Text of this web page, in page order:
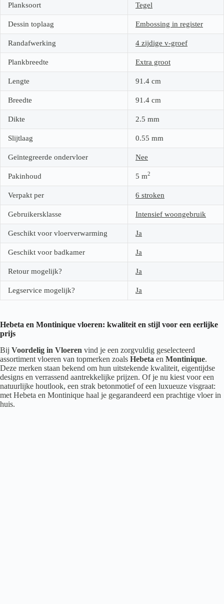
Planksoort Tegel
Dessin toplaag Embossing in register
Randafwerking 4 zijdige v-groef
Plankbreedte Extra groot
Lengte 91.4 cm
Breedte 91.4 cm
Dikte 2.5 mm
Slijtlaag 0.55 mm
Geïntegreerde ondervloer Nee
Pakinhoud 5 m2
Verpakt per 6 stroken
Gebruikersklasse Intensief woongebruik
Geschikt voor vloerverwarming Ja
Geschikt voor badkamer Ja
Retour mogelijk? Ja
Legservice mogelijk? Ja
Hebeta en Montinique vloeren: kwaliteit en stijl voor een eerlijke
prijs
Bij Voordelig in Vloeren vind je een zorgvuldig geselecteerd
assortiment vloeren van topmerken zoals Hebeta en Montinique.
Deze merken staan bekend om hun uitstekende kwaliteit, eigentijdse
designs en verrassend aantrekkelijke prijzen. Of je nu kiest voor een
natuurlijke houtlook, een strak betonmotief of een luxueuze visgraat:
met Hebeta en Montinique haal je gegarandeerd een prachtige vloer in
huis.